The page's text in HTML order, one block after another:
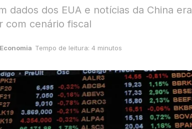
dados dos EUA e notícias da China era
com cenário fiscal
Economia Tempo de leitura: 4 minutos